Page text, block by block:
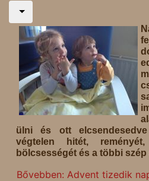
ülni és ott elcsendesedve
végtelen hitét,
bölcsességét és a többi szép
Bővebben: Advent tizedik